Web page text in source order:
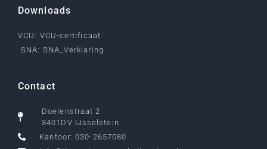
Downloads
VCU: VCU-certificaat
SNA: SNA_Verklaring
Contact
Doelenstraat 2
3401DV IJsselstein
Kantoor: 030-2657080